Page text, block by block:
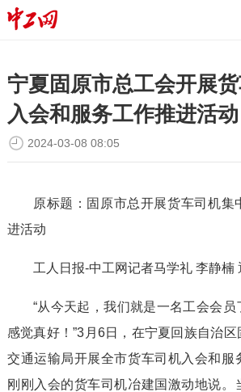
宁夏固原市总工会开展
入会和服务工作推进活动
2024-03-08 08:05
原标题：固原市总开展货车司机集
进活动
工人日报-中工网记者马学礼 李静
“从今天起，我们就是一名工会会
感觉真好！”3月6日，在宁夏回族自治
交通运输局开展全市货车司机入会和服
刚刚入会的货车司机冶建国激动地说。